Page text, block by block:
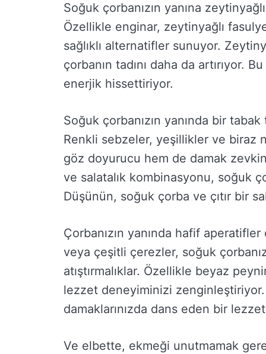
Soğuk çorbanızın yanına
Özellikle enginar, zeytinyağlı
sağlıklı alternatifler sunuyor.
çorbanın tadını daha da artırıyor.
enerjik hissettiriyor.
Soğuk çorbanızın yanında bir
Renkli sebzeler, yeşillikler ve biraz
göz doyurucu hem de damak
ve salatalık kombinasyonu, soğuk
Düşünün, soğuk çorba ve çıtır bir
Çorbanızın yanında hafif
veya çeşitli çerezler, soğuk
atıştırmalıklar. Özellikle beyaz
lezzet deneyiminizi
damaklarınızda dans eden bir
Ve elbette, ekmeği unutmamak